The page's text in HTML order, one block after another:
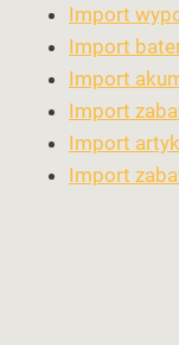
Import
Import
Import
Import
Import
Import